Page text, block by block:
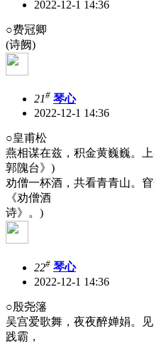
2022-12-1 14:36
○费冠卿
(诗阙)
21# 琴心
2022-12-1 14:36
○皇甫松
燕相谋在兹，积金黄巍巍。
郭隗台》)
劝僧一杯酒，共看青青山。
《劝僧酒
诗》。)
22# 琴心
2022-12-1 14:36
○殷尧籓
吴宫爱歌舞，夜夜醉婵娟。
践霸，